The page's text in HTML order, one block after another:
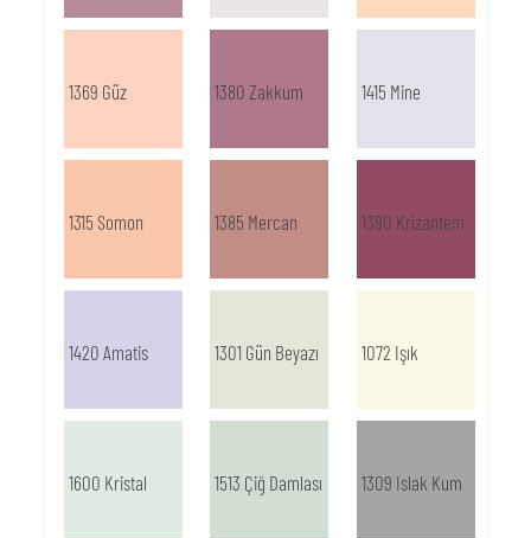
1369 Güz 1380 Zakkum 1415 Mine
1315 Somon 1385 Mercan 1390 Krizantem
1420 Amatis 1301 Gün Beyazı 1072 Işık
1600 Kristal 1513 Çiğ Damlası 1309 Islak Kum